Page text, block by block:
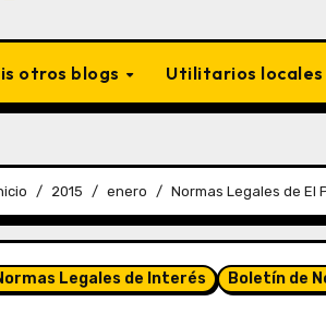
otros blogs Utilitarios locales
2015 enero Normas Legales de El
Legales de Interés Boletín de